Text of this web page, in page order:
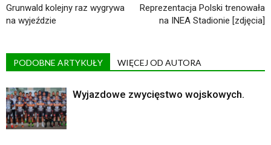
Grunwald kolejny raz wygrywa
na wyjeździe
Reprezentacja Polski trenowała
na INEA Stadionie [zdjęcia]
PODOBNE ARTYKUŁY WIĘCEJ OD AUTORA
Wyjazdowe zwycięstwo wojskowych.